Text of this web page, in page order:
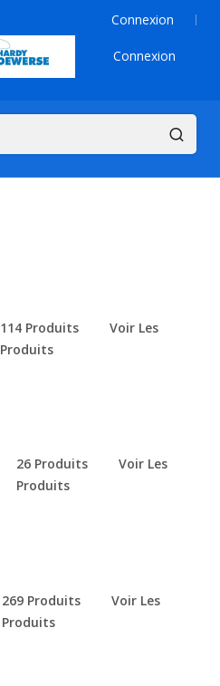
Connexion
Connexion
114 Produits
Voir Les
Produits
26 Produits
Voir Les
Produits
269 Produits
Voir Les
Produits